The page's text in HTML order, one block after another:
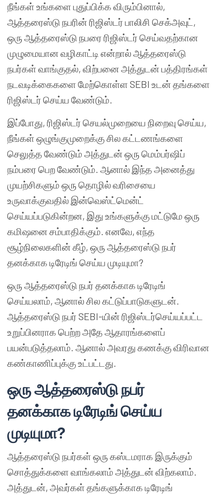
நீங்கள் உங்களை புதுப்பிக்க விரும்பினால்,
ஆத்தரைஸ்டு நபரின் ரிஜிஸ்டர் பாலிசி செக்அவுட்,
ஒரு ஆத்தரைஸ்டு நபரை ரிஜிஸ்டர் செய்வதற்கான
முழுமையான வழிகாட்டி என்றால் ஆத்தரைஸ்டு
நபர்கள் வாங்குதல், விற்பனை அத்துடன் பத்திரங்கள்
நடவடிக்கைகளை மேற்கொள்ள SEBI உடன் தங்களை
ரிஜிஸ்டர் செய்ய வேண்டும்.
இப்போது, ரிஜிஸ்டர் செயல்முறையை நிறைவு செய்ய,
நீங்கள் ஒழுங்குமுறைக்கு சில கட்டணங்களை
செலுத்த வேண்டும் அத்துடன் ஒரு மெம்பர்ஷிப்
நம்பரை பெற வேண்டும். ஆனால் இந்த அனைத்து
முயற்சிகளும் ஒரு தொழில் வரிசையை
உருவாக்குவதில் இன்வெஸ்ட்மென்ட்
செய்யப்படுகின்றன, இது உங்களுக்கு மட்டுமே ஒரு
கமிஷனை சம்பாதிக்கும். எனவே, எந்த
சூழ்நிலைகளின் கீழ், ஒரு ஆத்தரைஸ்டு நபர்
தனக்காக டிரேடிங் செய்ய முடியுமா?
ஒரு ஆத்தரைஸ்டு நபர் தனக்காக டிரேடிங்
செய்யலாம், ஆனால் சில கட்டுப்பாடுகளுடன்.
ஆத்தரைஸ்டு நபர் SEBI-யின் ரிஜிஸ்டர்செய்யப்பட்ட
உறுப்பினராக பெற்ற அதே ஆதாரங்களைப்
பயன்படுத்தலாம். ஆனால் அவரது கணக்கு விரிவான
கண்காணிப்புக்கு உட்பட்டது.
ஒரு ஆத்தரைஸ்டு நபர்
தனக்காக டிரேடிங் செய்ய
முடியுமா?
ஆத்தரைஸ்டு நபர்கள் ஒரு கஸ்டமராக இருக்கும்
சொத்துக்களை வாங்கலாம் அத்துடன் விற்கலாம்.
அத்துடன், அவர்கள் தங்களுக்காக டிரேடிங்